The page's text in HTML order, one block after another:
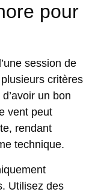
pour
session de
critères
un bon
vent peut
rendant
technique.
Utilisez des